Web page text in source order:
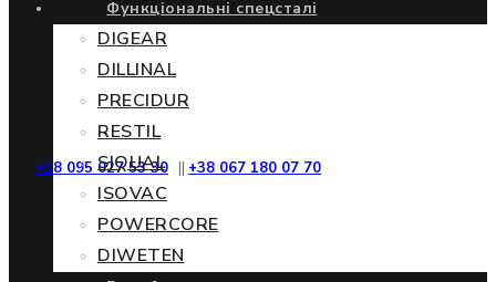
+38 095 027 53 30 || +38 067 180 07 70
Функціональні спецсталі
DIGEAR
DILLINAL
PRECIDUR
RESTIL
SIQUAL
ISOVAC
POWERCORE
DIWETEN